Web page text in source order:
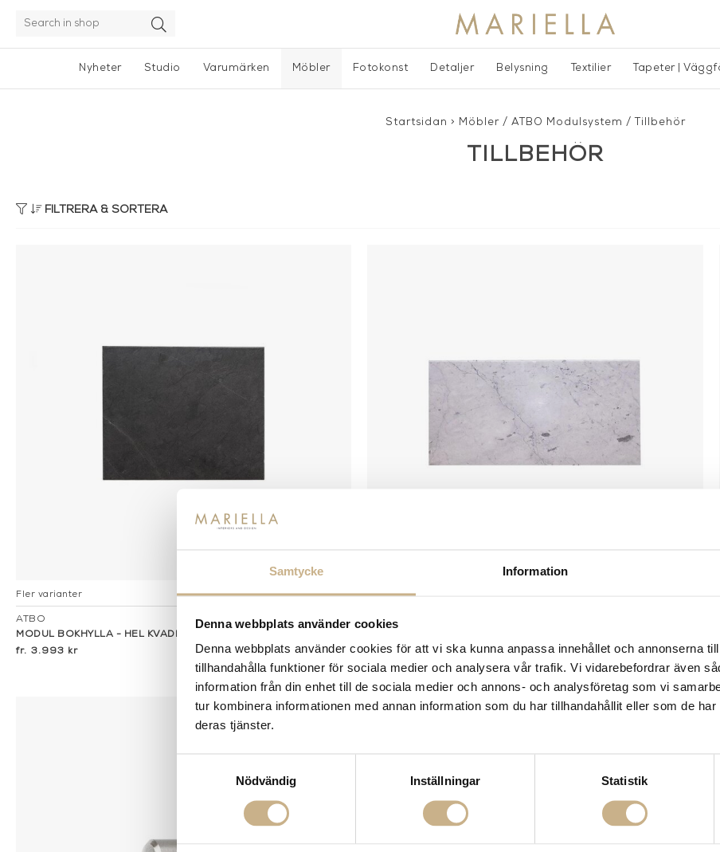
Samtycke Information
Denna webbplats använder cookies
Denna webbplats använder cookies för att vi ska kunna anpassa innehållet och annonserna
tillhandahålla funktioner för sociala medier och analysera vår trafik. Vi vidarebefordrar även
information från din enhet till de sociala medier och annons- och analysföretag som vi
tur kombinera informationen med annan information som du har tillhandahållit eller som de
deras tjänster.
Nödvändig
Inställningar Statistik
Nyheter Studio Varumärken Möbler Fotokonst Detaljer Belysning Textilier Tapeter |
Startsidan > Möbler/ ATBO Modulsystem / Tillbehör
TILLBEHÖR
FILTRERA & SORTERA
Fler varianter I lager
ATBO
MODUL BOKHYLLA - HEL KVADRAT
3.993 kr
Fler varianter
ATBO
6.208 kr